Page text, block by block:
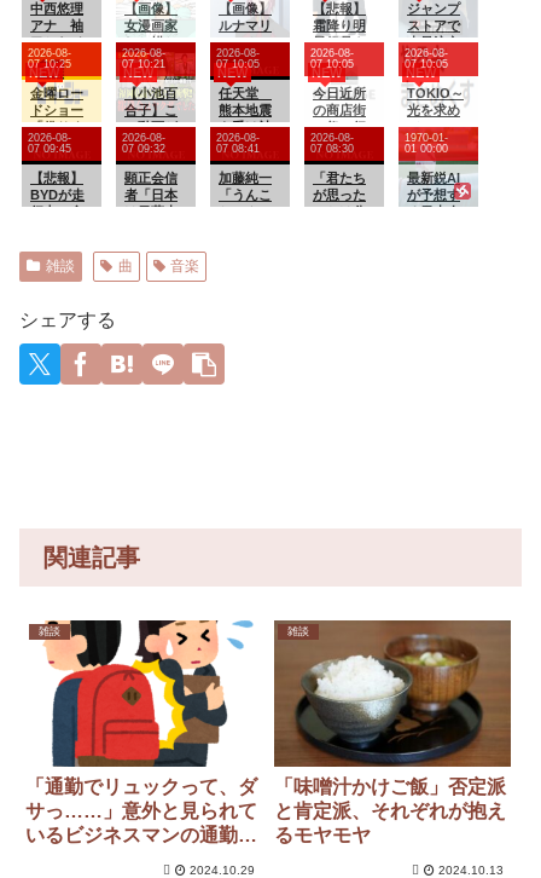
中西悠理
アナ 袖
口からイ
ンナーチ
ラ見
え！！
【画像】
女漫画家
しか描か
ないバト
ル漫画の
ワンシー
ンが発見
さらる
wwwww
wwwww
wwwww
wwwww
【画像】
ルナマリ
ア・ホー
クさん、
ガンダム
になる
【悲報】
霜降り明
星粗品さ
ん、後輩
芸人のフ
ァンから
苦言を呈
されブチ
ギレ
ジャンプ
ストアで
大量注文
→キャン
セルを繰
り返した
女を逮
捕 「注
文で欲求
が満たさ
れた」総
額43億円
金曜ロー
ドショー
「借りく
らしのア
リエッテ
ィ」って
面白い
NEW
2026-08-
07 10:25
【小池百
合子】こ
の動画が
削除され
たら察し
てくださ
い。ヤク
の実態を
全て話し
NEW
2026-08-
07 10:21
任天堂
熊本地震
を受け被
災者の製
品修理は
無償対応
（災害救
NEW
2026-08-
07 10:05
今日近所
の商店街
の祭に行
こうと思
うんやが
NEW
2026-08-
07 10:05
TOKIO～
光を求め
て～ 二
部 第１
１７話
NEW
2026-08-
07 10:05
【悲報】
BYDが走
ードも点
かず道路
に！ 走
行距離わ
ずか約
7700kmで
2026-08-
07 09:45
顕正会信
者「日本
すぅ～」
首相視察
2026-08-
07 09:32
加藤純一
「うんこ
会RUST」
MVP「は
2026-08-
07 08:41
「君たち
が思った
2026-08-
07 08:30
最新鋭AI
が予想す
1970-01-
01 00:00
雑談 曲 音楽
シェアする
関連記事
雑談
「通勤でリュックって、ダ
サっ……」意外と見られて
いるビジネスマンの通勤ス
2024.10.29
雑談
「味噌汁かけご飯」否定派
と肯定派、それぞれが抱え
るモヤモヤ
2024.10.13